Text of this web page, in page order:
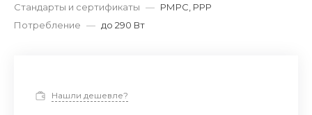
Стандарты и сертификаты — РМРС, РРР
Потребление — до 290 Вт
Нашли дешевле?